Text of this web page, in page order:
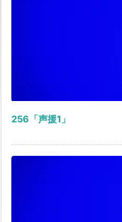
256「声援1」